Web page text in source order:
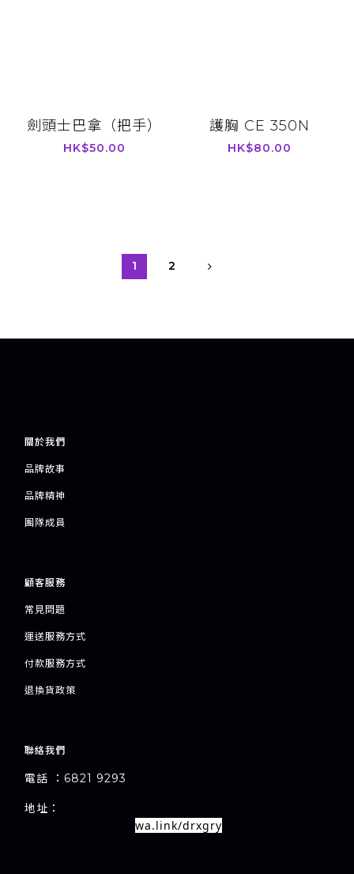
劍頭士巴拿（把手）
HK$50.00
護胸 CE 350N
HK$80.00
1 2
關於我們
品牌故事
品牌精神
團隊成員
顧客服務
常見問題
運送服務方式
付款服務方式
退換貨政策
聯絡我們
電話 ：6821 9293
地址：
wa.link/drxgry